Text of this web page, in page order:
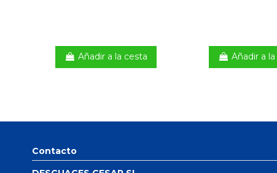
Añadir a la cesta Añadir a
Contacto